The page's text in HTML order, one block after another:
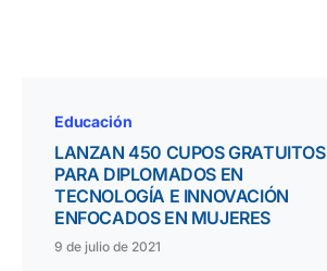
Educación
LANZAN 450 CUPOS GRATUITOS
PARA DIPLOMADOS EN
TECNOLOGÍA E INNOVACIÓN
ENFOCADOS EN MUJERES
9 de julio de 2021